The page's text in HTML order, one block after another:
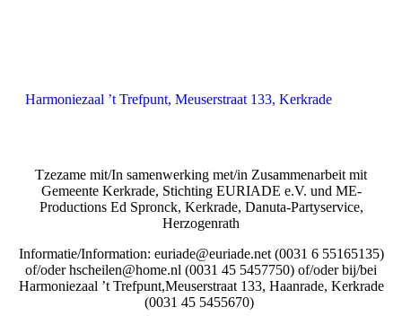
Harmoniezaal ’t Trefpunt, Meuserstraat 133, Kerkrade
Tzezame mit/In samenwerking met/in Zusammenarbeit mit
Gemeente Kerkrade, Stichting EURIADE e.V. und ME-
Productions Ed Spronck, Kerkrade, Danuta-Partyservice,
Herzogenrath
Informatie/Information: euriade@euriade.net (0031 6 55165135)
of/oder hscheilen@home.nl (0031 45 5457750) of/oder bij/bei
Harmoniezaal ’t Trefpunt,Meuserstraat 133, Haanrade, Kerkrade
(0031 45 5455670)